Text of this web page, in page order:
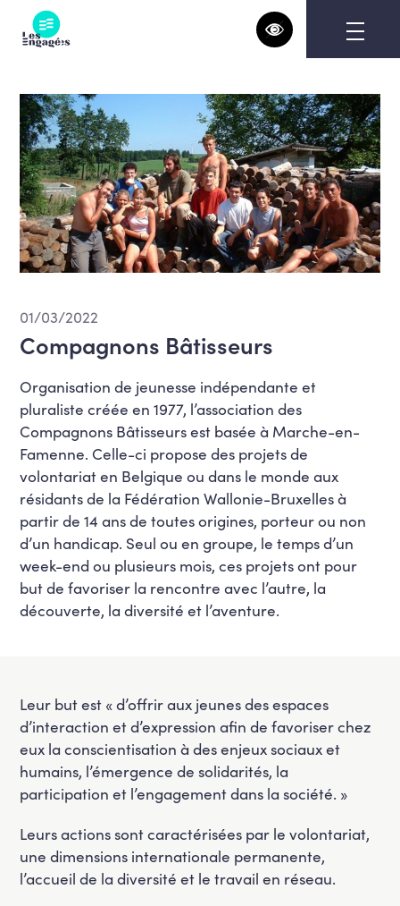
content
01/03/2022
Compagnons Bâtisseurs
Organisation de jeunesse indépendante et
pluraliste créée en 1977, l’association des
Compagnons Bâtisseurs est basée à Marche-en-
Famenne. Celle-ci propose des projets de
volontariat en Belgique ou dans le monde aux
résidants de la Fédération Wallonie-Bruxelles à
partir de 14 ans de toutes origines, porteur ou non
d’un handicap. Seul ou en groupe, le temps d’un
week-end ou plusieurs mois, ces projets ont pour
but de favoriser la rencontre avec l’autre, la
découverte, la diversité et l’aventure.
Leur but est « d’offrir aux jeunes des espaces
d’interaction et d’expression afin de favoriser chez
eux la conscientisation à des enjeux sociaux et
humains, l’émergence de solidarités, la
participation et l’engagement dans la société. »
Leurs actions sont caractérisées par le volontariat,
une dimensions internationale permanente,
l’accueil de la diversité et le travail en réseau.